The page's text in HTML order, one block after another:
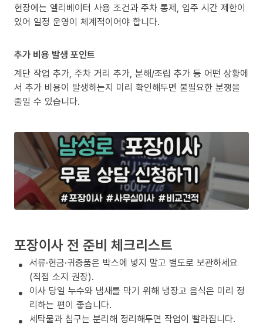
현장에는 엘리베이터 사용 조건과 주차 통제, 입주 시간 제한이
있어 일정 운영이 체계적이어야 합니다.
추가 비용 발생 포인트
계단 작업 추가, 주차 거리 추가, 분해/조립 추가 등 어떤 상황에
서 추가 비용이 발생하는지 미리 확인해두면 불필요한 분쟁을
줄일 수 있습니다.
포장이사 전 준비 체크리스트
서류·현금·귀중품은 박스에 넣지 말고 별도로 보관하세요
(직접 소지 권장).
이사 당일 누수와 냄새를 막기 위해 냉장고 음식은 미리 정
리하는 편이 좋습니다.
세탁물과 침구는 분리해 정리해두면 작업이 빨라집니다.